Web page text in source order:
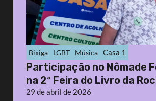
Bixiga LGBT Música Casa 1
Participação no Nômade
na 2ª Feira do Livro da
29 de abril de 2026